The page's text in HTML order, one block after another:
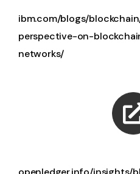
ibm.com/blogs/
perspective-on-
networks/